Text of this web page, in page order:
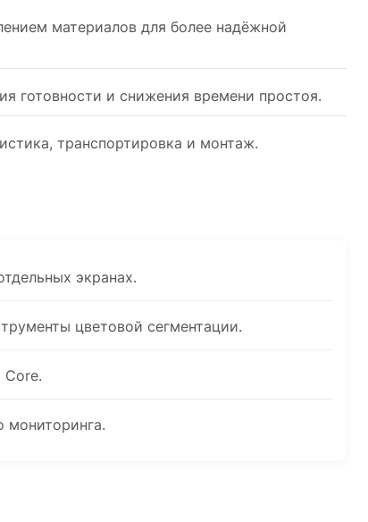
материалов для более надёжной
готовности и снижения времени простоя.
транспортировка и монтаж.
экранах.
цветовой сегментации.
мониторинга.